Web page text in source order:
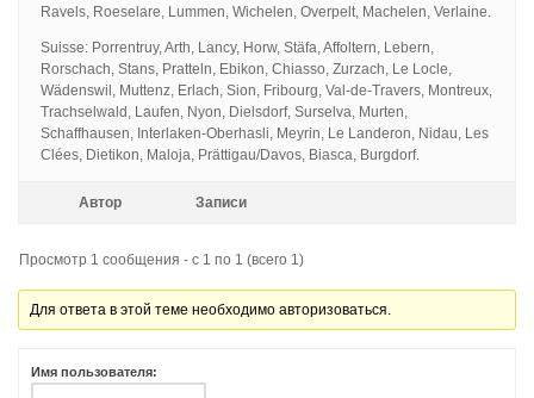
Ravels, Roeselare, Lummen, Wichelen, Overpelt, Machelen, Verlaine.
Suisse: Porrentruy, Arth, Lancy, Horw, Stäfa, Affoltern, Lebern,
Rorschach, Stans, Pratteln, Ebikon, Chiasso, Zurzach, Le Locle,
Wädenswil, Muttenz, Erlach, Sion, Fribourg, Val-de-Travers, Montreux,
Trachselwald, Laufen, Nyon, Dielsdorf, Surselva, Murten,
Schaffhausen, Interlaken-Oberhasli, Meyrin, Le Landeron, Nidau, Les
Clées, Dietikon, Maloja, Prättigau/Davos, Biasca, Burgdorf.
Автор Записи
Просмотр 1 сообщения - с 1 по 1 (всего 1)
Для ответа в этой теме необходимо авторизоваться.
Имя пользователя: